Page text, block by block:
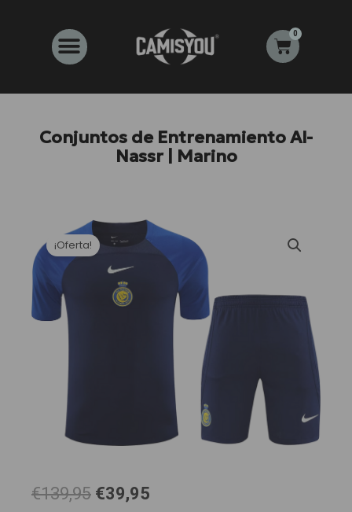
contenido
0
Carrito
Conjuntos de Entrenamiento Al-
Nassr | Marino
¡Oferta!
€139,95 El
€39,95